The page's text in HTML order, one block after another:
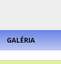
GALÉRIA